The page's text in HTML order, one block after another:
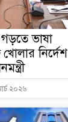
ভাষা
খোলার নির্দেশ
২০২৬